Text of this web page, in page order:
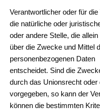
Verantwortlicher oder für
die natürliche oder
oder andere Stelle, die
über die Zwecke und Mittel
personenbezogenen Daten
entscheidet. Sind die
durch das Unionsrecht
vorgegeben, so kann der
können die bestimmten